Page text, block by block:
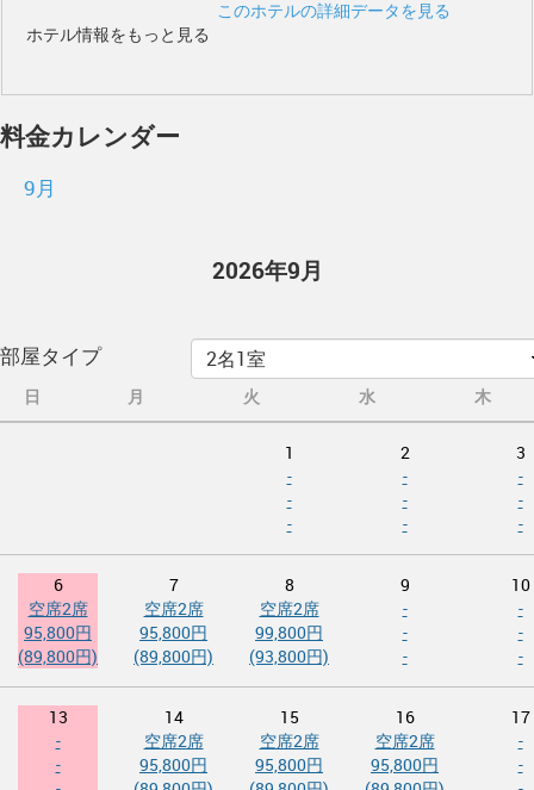
このホテルの詳細データを見る
ホテル情報をもっと見る
料金カレンダー
9月
2026年9月
部屋タイプ
日 月 火 水 木
1
-
-
-
2
-
-
-
3
-
-
-
6
空席2席
95,800円
(89,800円)
7
空席2席
95,800円
(89,800円)
8
空席2席
99,800円
(93,800円)
9
-
-
-
10
-
-
-
13
-
-
14
空席2席
95,800円
15
空席2席
95,800円
16
空席2席
95,800円
17
-
-